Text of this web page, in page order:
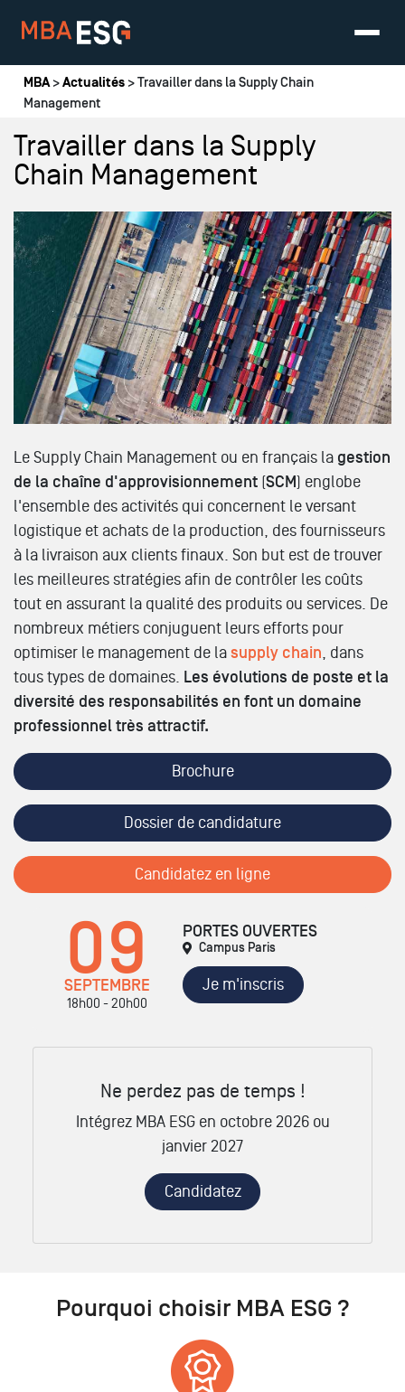
Vous êtes ici
MBA>Actualités > Travailler dans la Supply Chain
Management
Travailler dans la Supply
Chain Management
Le Supply Chain Management ou en français la gestion
de la chaîne d'approvisionnement (SCM) englobe
l'ensemble des activités qui concernent le versant
logistique et achats de la production, des fournisseurs
à la livraison aux clients finaux. Son but est de trouver
les meilleures stratégies afin de contrôler les coûts
tout en assurant la qualité des produits ou services. De
nombreux métiers conjuguent leurs efforts pour
optimiser le management de la supply chain , dans
tous types de domaines. Les évolutions de poste et la
diversité des responsabilités en font un domaine
professionnel très attractif.
Brochure
Dossier de candidature
Candidatez en ligne
09
SEPTEMBRE
18h00 - 20h00
PORTES OUVERTES
Campus Paris
Je m'inscris
Ne perdez pas de temps !
Intégrez MBA ESG en octobre 2026 ou
janvier 2027
Candidatez
Pourquoi choisir MBA ESG ?